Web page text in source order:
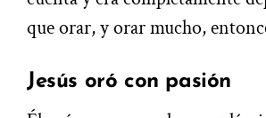
que orar, y orar mucho,
Jesús oró con pasión